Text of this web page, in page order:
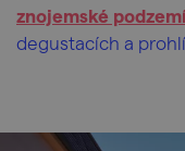
znojemské podzemí
degustacích a